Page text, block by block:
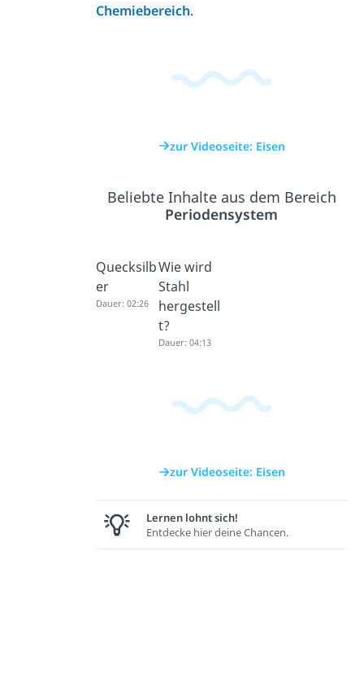
Chemiebereich.
zur Videoseite: Eisen
Beliebte Inhalte aus dem Bereich
Periodensystem
Quecksilb
er
Dauer: 02:26
Wie wird
Stahl
hergestell
t?
Dauer: 04:13
zur Videoseite: Eisen
Lernen lohnt sich!
Entdecke hier deine Chancen.